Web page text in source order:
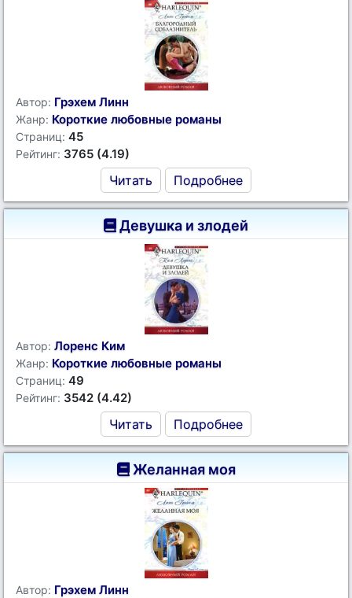
Автор: Грэхем Линн
Жанр: Короткие любовные романы
Страниц: 45
Рейтинг: 3765 (4.19)
Читать Подробнее
Девушка и злодей
Автор: Лоренс Ким
Жанр: Короткие любовные романы
Страниц: 49
Рейтинг: 3542 (4.42)
Читать Подробнее
Желанная моя
Автор: Грэхем Линн